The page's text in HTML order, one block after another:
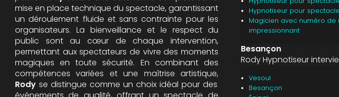
mise en place technique du spectacle, garantissant
un déroulement fluide et sans contrainte pour les
organisateurs. La bienveillance et le respect du
public sont au cœur de chaque intervention,
permettant aux spectateurs de vivre des moments
magiques en toute sécurité. En combinant des
compétences variées et une maîtrise artistique,
Rody se distingue comme un choix idéal pour des
Hypnotiseur pour
Magicien avec numéro de
impressionnant
Besançon
Rody Hypnotiseur
Vesoul
Besançon